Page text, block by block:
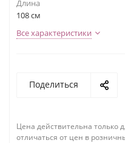
Длина
108 см
Все характеристики
Поделиться
Цена действительна только
отличаться от цен в